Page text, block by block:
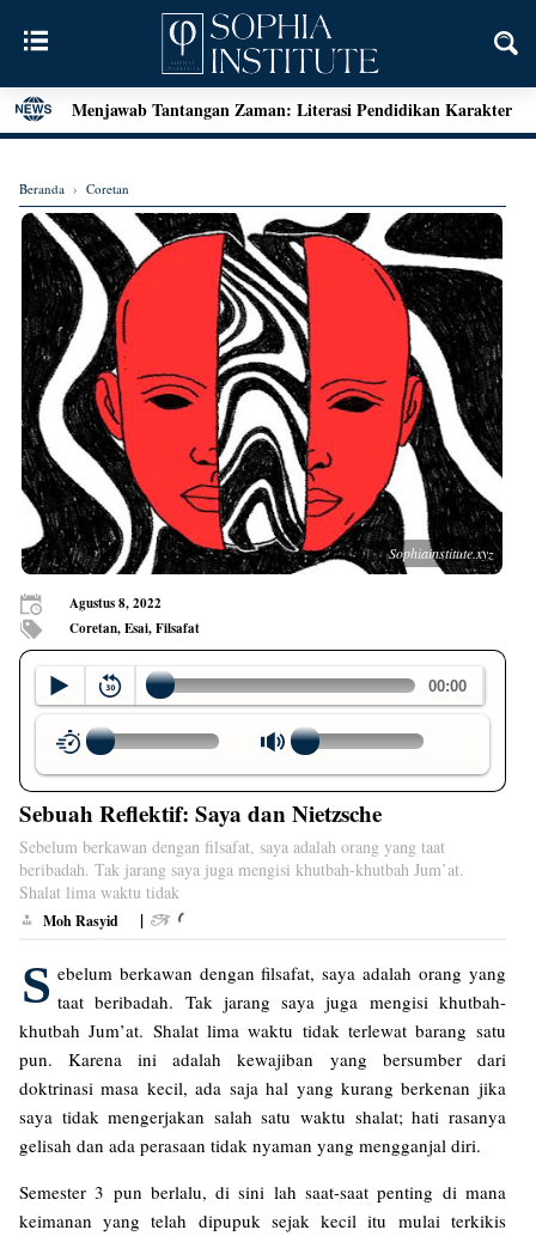
Menjawab Tantangan Zaman: Literasi Pendidikan Karakter
dan Dialog Sains dalam Kegiatan Bedah Buku Palu
Mengenal Teori Etika Immanuel Kant
Momen Terakhir Plato
Locke dan Pertanyaan Seputar Identitas Diri
Augustine on Happiness and Time
Seni Menarik Kesimpulan ala Bertrand Russel
Menjelajahi Hakikat Etika: Sebuah Refleksi dari Aristoteles
hingga Kant
Good Is Good: Menyingkap Hakikat Kebaikan Bersama
George Edward Moore
Kebebasan Sebagai Jembatan Transendensi: Menyelami
Filsafat Eksistensial Mulla Sadra
Beranda › Coretan
Sophiainstitute.xyz
Agustus 8, 2022
Coretan, Esai, Filsafat
Sebuah Reflektif: Saya dan Nietzsche
Sebelum berkawan dengan filsafat, saya adalah orang yang taat
beribadah. Tak jarang saya juga mengisi khutbah-khutbah Jum’at.
Shalat lima waktu tidak
Moh Rasyid |
S ebelum berkawan dengan filsafat, saya adalah orang yang
taat beribadah. Tak jarang saya juga mengisi khutbah-
khutbah Jum’at. Shalat lima waktu tidak terlewat barang satu
pun. Karena ini adalah kewajiban yang bersumber dari
doktrinasi masa kecil, ada saja hal yang kurang berkenan jika
saya tidak mengerjakan salah satu waktu shalat; hati rasanya
gelisah dan ada perasaan tidak nyaman yang mengganjal diri.
Semester 3 pun berlalu, di sini lah saat-saat penting di mana
keimanan yang telah dipupuk sejak kecil itu mulai terkikis